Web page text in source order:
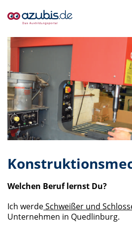
Welchen Beruf lernst Du?
Ich werdeSchweißer und
Unternehmen in Quedlinburg.